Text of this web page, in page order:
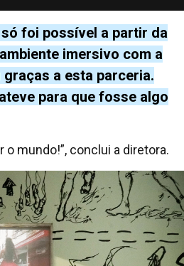
foi possível a partir da
imersivo com a
a esta parceria.
para que fosse algo
o mundo!”, conclui a diretora.